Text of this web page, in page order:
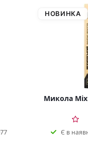
НОВИНКА
Микола
Є в